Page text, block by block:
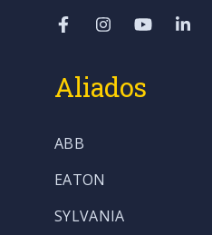
Aliados
ABB
EATON
SYLVANIA